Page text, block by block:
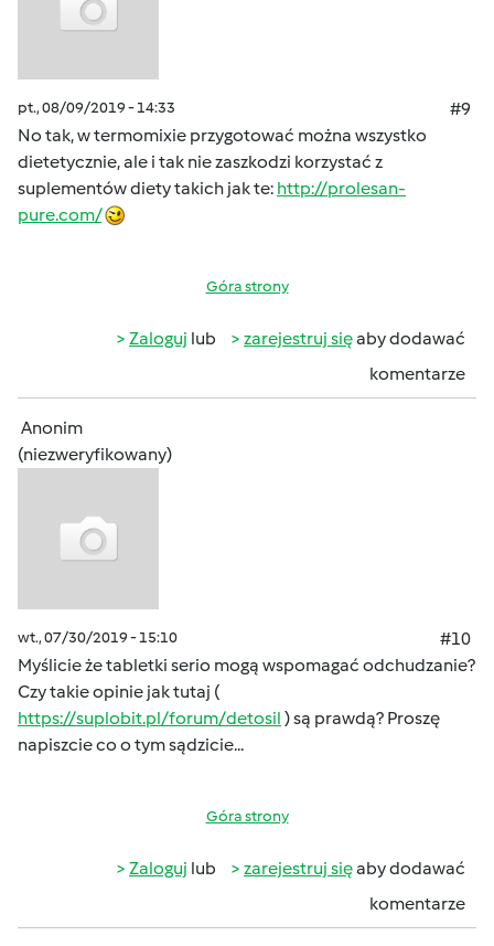
pt., 08/09/2019 - 14:33
#9
No tak, w termomixie przygotować można wszystko
dietetycznie, ale i tak nie zaszkodzi korzystać z
suplementów diety takich jak te: http://prolesan-
pure.com/
Góra strony
Zaloguj lub zarejestruj sięaby dodawać
komentarze
Anonim
(niezweryfikowany)
wt., 07/30/2019 - 15:10
#10
Myślicie że tabletki serio mogą wspomagać odchudzanie?
Czy takie opinie jak tutaj (
https://suplobit.pl/forum/detosil ) są prawdą? Proszę
napiszcie co o tym sądzicie...
Góra strony
Zaloguj lub zarejestruj sięaby dodawać
komentarze